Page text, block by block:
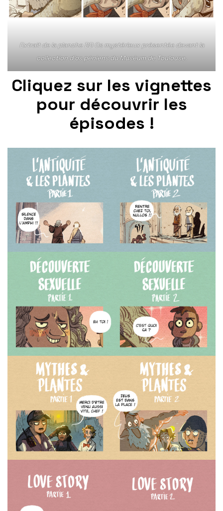
Extrait de la planche BD Os mystérieux présentée devant la
collection d’os péniens du Muséum de Toulouse.
Cliquez sur les vignettes
pour découvrir les
épisodes !